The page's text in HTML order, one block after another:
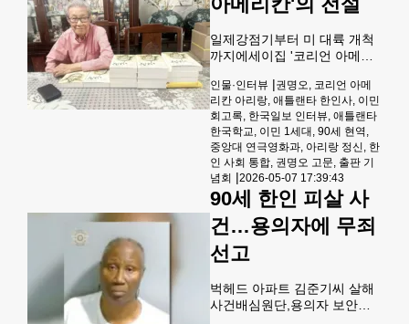
일제강점기부터 미 대륙 개척
까지에세이집 '코리언 아메리
군가의 삶은 그 자체로 역사가
된다. 아흔의 고개를 넘어서도
여전히 '애틀랜타의 영원한 현
역'이라 불리는 권명오 선생.
일제강점기에 태어나 6·25 전
쟁의 포화를 뚫고, 태평양 건너
낯선 땅에 한인 사회의 기틀을
세운 그의 90년 일대기가 에세
이집 '코리언 아메리칸 아리
랑'으로 피어났다. 본보(한국일
보)에 5년간 칼럼을 연재하며
만나 파란만장했던 생의 궤적
을 짚어보았다. &lt;편집자주
인물·인터뷰 |권명오, 코리언 아메
리칸 아리랑, 애틀랜타 한인사, 이민
회고록, 한국일보 인터뷰, 애틀랜타
한국학교, 이민 1세대, 90세 현역,
중앙대 연극영화과, 아리랑 정신, 한
인 사회 통합, 권명오 고문, 출판 기
념회 |2026-05-07 17:39:43
90세 한인 피살 사
건…용의자에 무죄
선고
벅헤드 아파트 김준기씨 살해
사건배심원단,용의자 보안요